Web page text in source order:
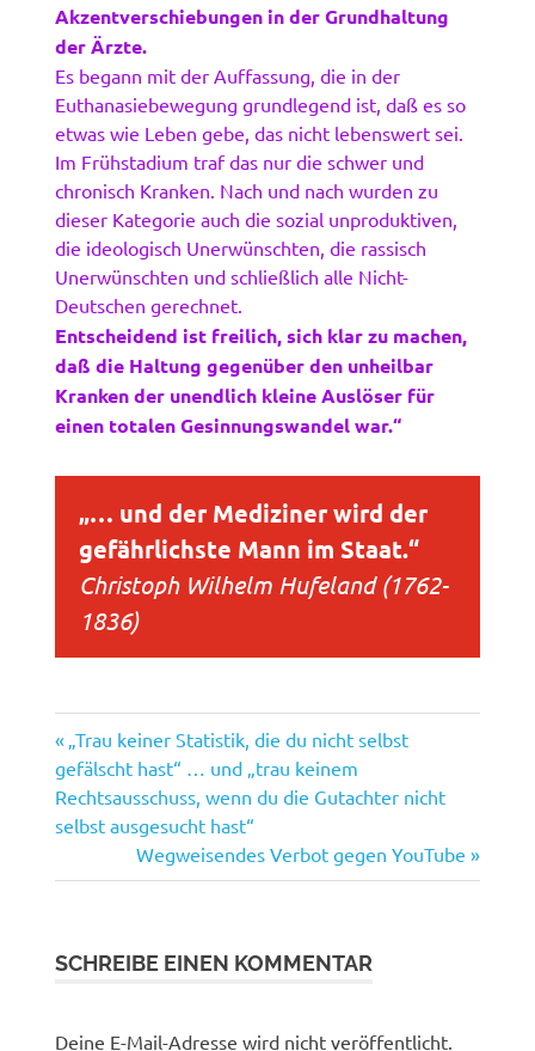
Akzentverschiebungen in der Grundhaltung
der Ärzte.
Es begann mit der Auffassung, die in der
Euthanasiebewegung grundlegend ist, daß es so
etwas wie Leben gebe, das nicht lebenswert sei.
Im Frühstadium traf das nur die schwer und
chronisch Kranken. Nach und nach wurden zu
dieser Kategorie auch die sozial unproduktiven,
die ideologisch Unerwünschten, die rassisch
Unerwünschten und schließlich alle Nicht-
Deutschen gerechnet.
Entscheidend ist freilich, sich klar zu machen,
daß die Haltung gegenüber den unheilbar
Kranken der unendlich kleine Auslöser für
einen totalen Gesinnungswandel war.“
„… und der Mediziner wird der
gefährlichste Mann im Staat.“
Christoph Wilhelm Hufeland (1762-
1836)
Beitragsnavigation
Vorheriger
Beitrag:
„Trau keiner Statistik, die du nicht selbst
gefälscht hast“ … und „trau keinem
Rechtsausschuss, wenn du die Gutachter nicht
selbst ausgesucht hast“
Nächster
Beitrag:
Wegweisendes Verbot gegen YouTube
SCHREIBE EINEN KOMMENTAR
Deine E-Mail-Adresse wird nicht veröffentlicht.